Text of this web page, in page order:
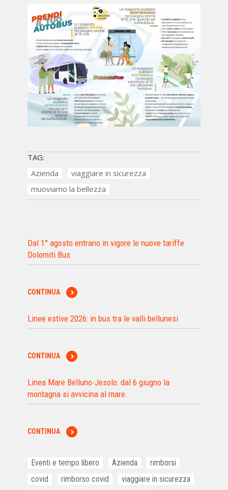
TAG:
Azienda
viaggiare in sicurezza
muoviamo la bellezza
Dal 1° agosto entrano in vigore le nuove tariffe
Dolomiti Bus
CONTINUA
Linee estive 2026: in bus tra le valli bellunesi
CONTINUA
Linea Mare Belluno-Jesolo: dal 6 giugno la
montagna si avvicina al mare.
CONTINUA
Eventi e tempo libero Azienda
rimborsi
covid
rimborso covid
viaggiare in sicurezza